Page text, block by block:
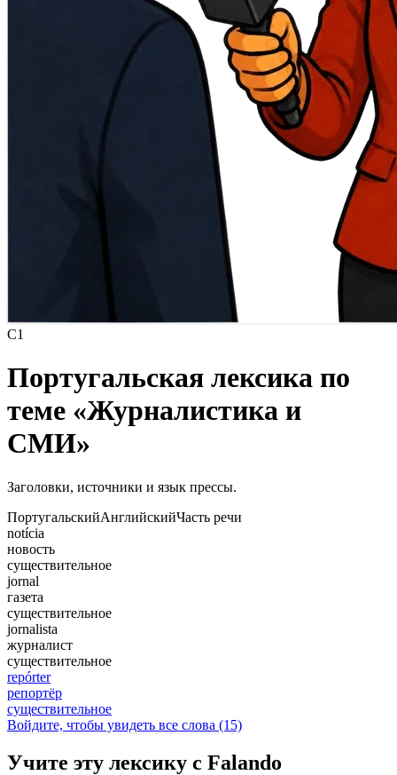
C1
Португальская лексика по
теме «Журналистика и
СМИ»
Заголовки, источники и язык прессы.
ПортугальскийАнглийскийЧасть речи
notícia
новость
существительное
jornal
газета
существительное
jornalista
журналист
существительное
repórter
репортёр
существительное
Войдите, чтобы увидеть все слова (15)
Учите эту лексику с Falando